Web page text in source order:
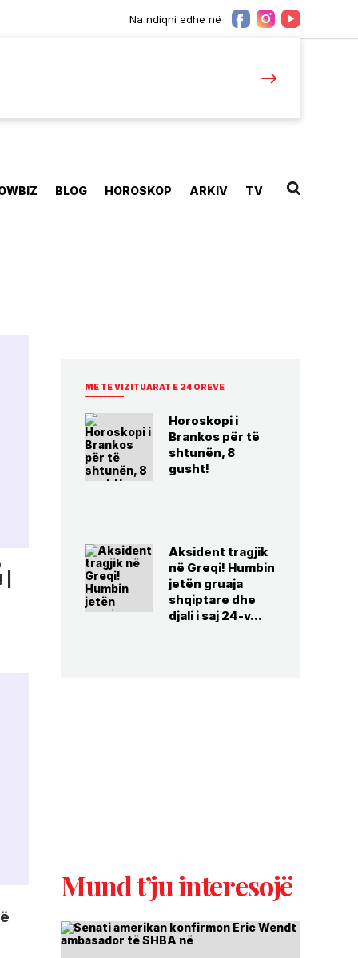
Na ndiqni edhe në
BLOG HOROSKOP ARKIV TV
ME TE VIZITUARAT E 24 OREVE
Horoskopi i
Brankos për të
shtunën, 8
gusht!
Aksident tragjik
në Greqi! Humbin
jetën gruaja
shqiptare dhe
djali i saj 24-v...
Mund t’ju interesojë